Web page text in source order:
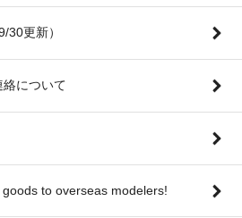
30更新）
について
to overseas modelers!